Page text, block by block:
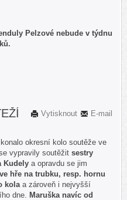
Pelzové nebude v týdnu
E-mail
Vytisknout
okresní kolo soutěže ve
vypravily soutěžit sestry
Kudely a opravdu se jim
hře na trubku, resp. hornu
kola a zároveň i nejvyšší
dne.
Maruška navíc od